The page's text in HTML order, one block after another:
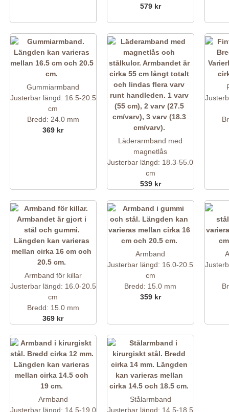
579 kr
Gummiarmband
Justerbar längd: 16.5-20.5
cm
Bredd: 24.0 mm
369 kr
Läderarmband med
magnetlås
Justerbar längd: 18.3-55.0
cm
539 kr
Armband för killar
Justerbar längd: 16.0-20.5
cm
Bredd: 15.0 mm
369 kr
Armband
Justerbar längd: 16.0-20.5
cm
Bredd: 15.0 mm
359 kr
Armband
Justerbar längd: 14.5-19.0
Stålarmband
Justerbar längd: 14.5-18.5